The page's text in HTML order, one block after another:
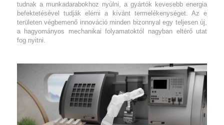
tudnak a munkadarabokhoz nyúlni, a gyártók kevesebb energia
befektetésével tudják elérni a kívánt termelékenységet. Az e
területen végbemenő innováció minden bizonnyal egy teljesen új,
a hagyományos mechanikai folyamatoktól nagyban eltérő utat
fog nyitni.